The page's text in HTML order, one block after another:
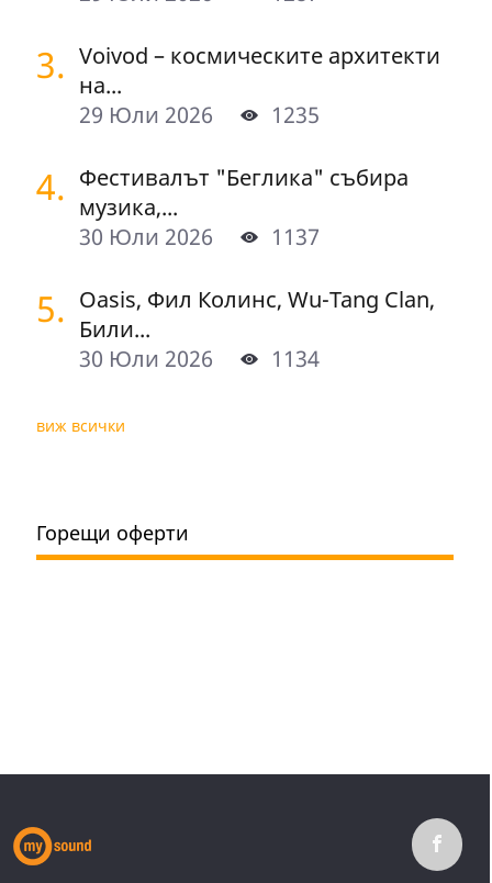
3. Voivod – космическите архитекти
на...
29 Юли 2026
1235
4. Фестивалът "Беглика" събира
музика,...
30 Юли 2026
1137
5. Oasis, Фил Колинс, Wu-Tang Clan,
Били...
30 Юли 2026
1134
виж всички
Горещи оферти